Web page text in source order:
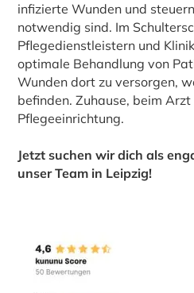
infizierte Wunden und
notwendig sind. Im
Pflegedienstleistern und
optimale Behandlung von
Wunden dort zu versorgen,
befinden. Zuhause, beim
Pflegeeinrichtung.
Jetzt suchen wir dich als
unser Team in Leipzig!